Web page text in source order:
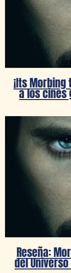
¡Its
a los cines
Reseña:
del